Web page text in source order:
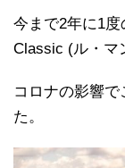
今まで2年に1
Classic (ル・マ
コロナの影響
た。